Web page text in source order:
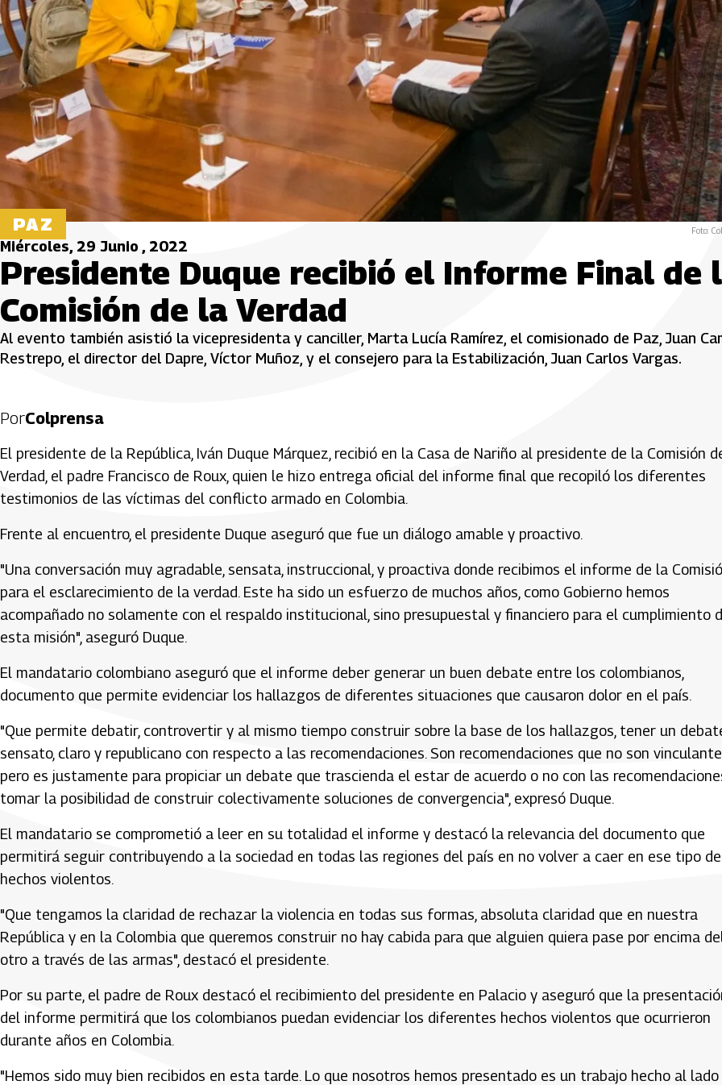
PAZ Foto:
Miércoles, 29 Junio , 2022
Presidente Duque recibió el Informe Final de
Comisión de la Verdad
Al evento también asistió la vicepresidenta y canciller, Marta Lucía Ramírez, el comisionado de Paz, Juan
Restrepo, el director del Dapre, Víctor Muñoz, y el consejero para la Estabilización, Juan Carlos Vargas.
PorColprensa
El presidente de la República, Iván Duque Márquez, recibió en la Casa de Nariño al presidente de la Comisión
Verdad, el padre Francisco de Roux, quien le hizo entrega oficial del informe final que recopiló los diferentes
testimonios de las víctimas del conflicto armado en Colombia.
Frente al encuentro, el presidente Duque aseguró que fue un diálogo amable y proactivo.
"Una conversación muy agradable, sensata, instruccional, y proactiva donde recibimos el informe de la
para el esclarecimiento de la verdad. Este ha sido un esfuerzo de muchos años, como Gobierno hemos
acompañado no solamente con el respaldo institucional, sino presupuestal y financiero para el cumplimiento
esta misión", aseguró Duque.
El mandatario colombiano aseguró que el informe deber generar un buen debate entre los colombianos,
documento que permite evidenciar los hallazgos de diferentes situaciones que causaron dolor en el país.
"Que permite debatir, controvertir y al mismo tiempo construir sobre la base de los hallazgos, tener un
sensato, claro y republicano con respecto a las recomendaciones. Son recomendaciones que no son
pero es justamente para propiciar un debate que trascienda el estar de acuerdo o no con las
tomar la posibilidad de construir colectivamente soluciones de convergencia", expresó Duque.
El mandatario se comprometió a leer en su totalidad el informe y destacó la relevancia del documento que
permitirá seguir contribuyendo a la sociedad en todas las regiones del país en no volver a caer en ese tipo de
hechos violentos.
"Que tengamos la claridad de rechazar la violencia en todas sus formas, absoluta claridad que en nuestra
República y en la Colombia que queremos construir no hay cabida para que alguien quiera pase por encima
otro a través de las armas", destacó el presidente.
Por su parte, el padre de Roux destacó el recibimiento del presidente en Palacio y aseguró que la
del informe permitirá que los colombianos puedan evidenciar los diferentes hechos violentos que ocurrieron
durante años en Colombia.
"Hemos sido muy bien recibidos en esta tarde. Lo que nosotros hemos presentado es un trabajo hecho al lado